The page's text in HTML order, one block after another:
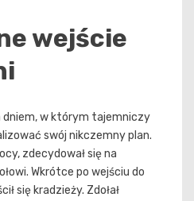
wejście
dniem, w którym tajemniczy
swój nikczemny plan.
zdecydował się na
Wkrótce po wejściu do
się kradzieży. Zdołał